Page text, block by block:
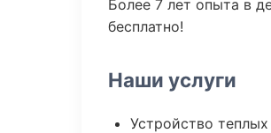
Более 7 лет опыта в
бесплатно!
Наши услуги
Устройство